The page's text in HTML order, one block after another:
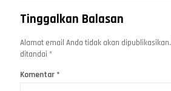
Tinggalkan Balasan
Alamat email Anda tidak akan dipublikasikan.
ditandai *
Komentar *